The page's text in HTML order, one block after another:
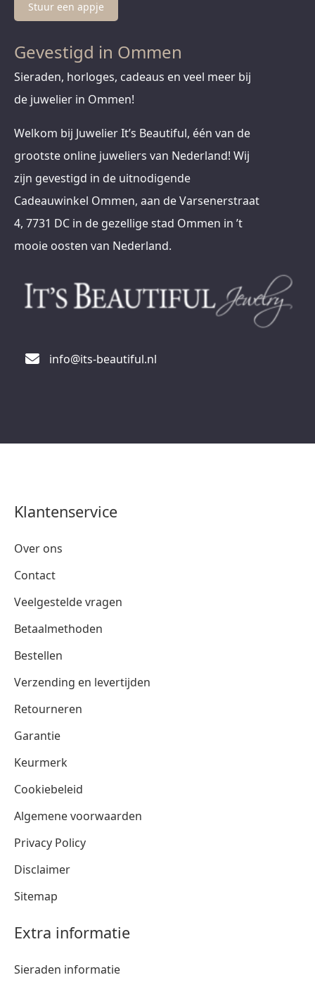
Stuur een appje
Gevestigd in Ommen
Sieraden, horloges, cadeaus en veel meer bij
de juwelier in Ommen!
Welkom bij Juwelier It’s Beautiful, één van de
grootste online juweliers van Nederland! Wij
zijn gevestigd in de uitnodigende
Cadeauwinkel Ommen, aan de Varsenerstraat
4, 7731 DC in de gezellige stad Ommen in ’t
mooie oosten van Nederland.
info@its-beautiful.nl
Klantenservice
Over ons
Contact
Veelgestelde vragen
Betaalmethoden
Bestellen
Verzending en levertijden
Retourneren
Garantie
Keurmerk
Cookiebeleid
Algemene voorwaarden
Privacy Policy
Disclaimer
Sitemap
Extra informatie
Sieraden informatie